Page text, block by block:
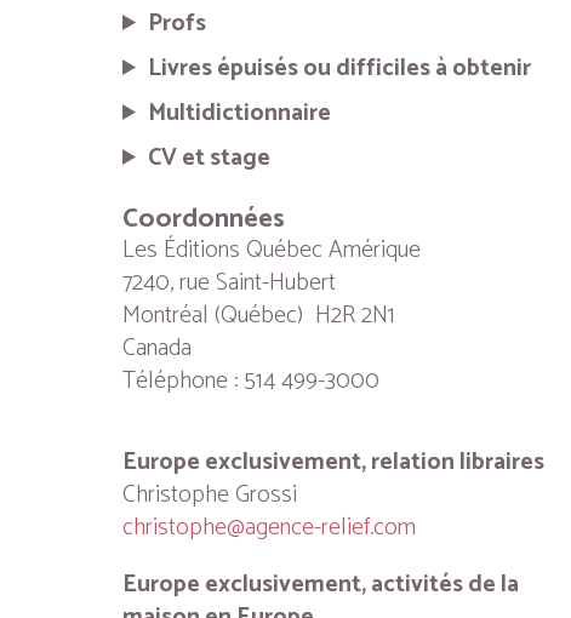
Profs
Livres épuisés ou difficiles à obtenir
Multidictionnaire
CV et stage
Coordonnées
Les Éditions Québec Amérique
7240, rue Saint-Hubert
Montréal (Québec) H2R 2N1
Canada
Téléphone : 514 499-3000
Europe exclusivement, relation libraires
Christophe Grossi
christophe@agence-relief.com
Europe exclusivement, activités de la